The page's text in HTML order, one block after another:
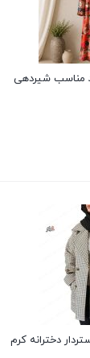
مناسب شیردهی
دخترانه کرم